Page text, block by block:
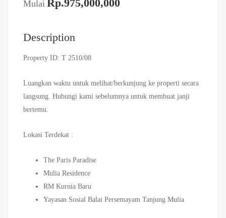
Mulai Rp.975,000,000
Description
Property ID: T 2510/08
Luangkan waktu untuk melihat/berkunjung ke properti secara
langsung. Hubungi kami sebelumnya untuk membuat janji
bertemu.
Lokasi Terdekat :
The Paris Paradise
Mulia Residence
RM Kurnia Baru
Yayasan Sosial Balai Persemayam Tanjung Mulia